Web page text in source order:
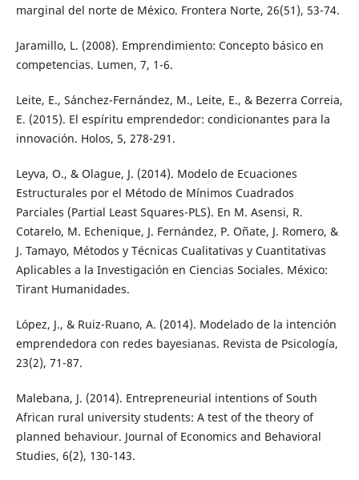
marginal del norte de México. Frontera Norte, 26(51), 53-74.
Jaramillo, L. (2008). Emprendimiento: Concepto básico en
competencias. Lumen, 7, 1-6.
Leite, E., Sánchez-Fernández, M., Leite, E., & Bezerra Correia,
E. (2015). El espíritu emprendedor: condicionantes para la
innovación. Holos, 5, 278-291.
Leyva, O., & Olague, J. (2014). Modelo de Ecuaciones
Estructurales por el Método de Mínimos Cuadrados
Parciales (Partial Least Squares-PLS). En M. Asensi, R.
Cotarelo, M. Echenique, J. Fernández, P. Oñate, J. Romero, &
J. Tamayo, Métodos y Técnicas Cualitativas y Cuantitativas
Aplicables a la Investigación en Ciencias Sociales. México:
Tirant Humanidades.
López, J., & Ruiz-Ruano, A. (2014). Modelado de la intención
emprendedora con redes bayesianas. Revista de Psicología,
23(2), 71-87.
Malebana, J. (2014). Entrepreneurial intentions of South
African rural university students: A test of the theory of
planned behaviour. Journal of Economics and Behavioral
Studies, 6(2), 130-143.